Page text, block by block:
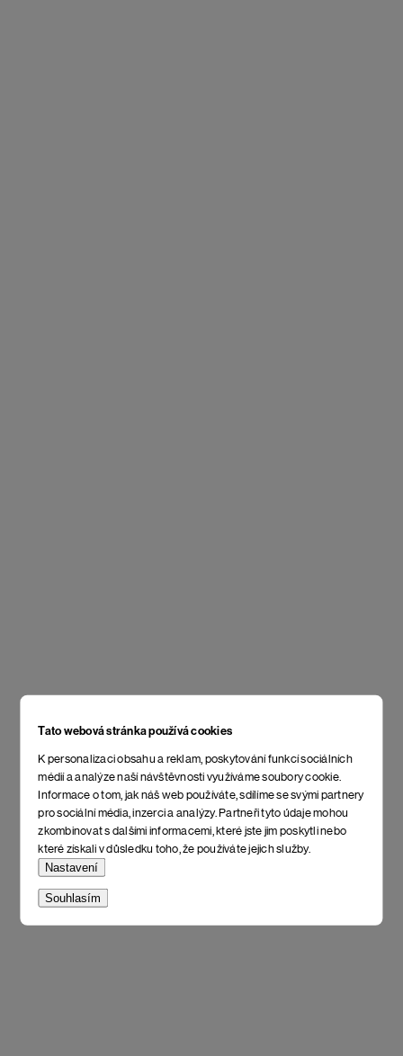
Tato webová stránka používá cookies
K personalizaci obsahu a reklam, poskytování funkcí sociálních
médií a analýze naší návštěvnosti využíváme soubory cookie.
Informace o tom, jak náš web používáte, sdílíme se svými partnery
pro sociální média, inzerci a analýzy. Partneři tyto údaje mohou
zkombinovat s dalšími informacemi, které jste jim poskytli nebo
které získali v důsledku toho, že používáte jejich služby.
Nastavení
Souhlasím